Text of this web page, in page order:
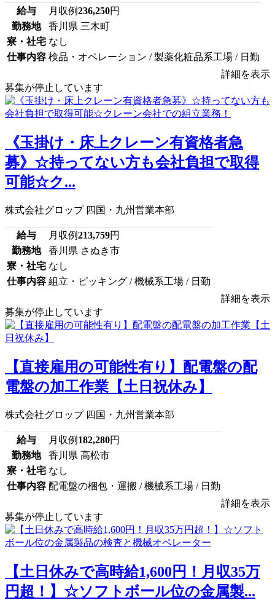
給与 月収例236,250円
勤務地
香川県 三木町
寮・社宅 なし
仕事内容 検品・オペレーション / 製薬化粧品系工場 / 日勤
詳細を表示
募集が停止しています
《玉掛け・床上クレーン有資格者急
募》☆持ってない方も会社負担で取得
可能☆ク...
株式会社グロップ 四国・九州営業本部
給与 月収例213,759円
勤務地
香川県 さぬき市
寮・社宅 なし
仕事内容 組立・ピッキング / 機械系工場 / 日勤
詳細を表示
募集が停止しています
【直接雇用の可能性有り】配電盤の配
電盤の加工作業【土日祝休み】
株式会社グロップ 四国・九州営業本部
給与 月収例 182,280円
勤務地
香川県 高松市
寮・社宅 なし
仕事内容 配電盤の梱包・運搬 / 機械系工場 / 日勤
詳細を表示
募集が停止しています
【土日休みで高時給1,600円！月収35万
円超！】☆ソフトボール位の金属製...